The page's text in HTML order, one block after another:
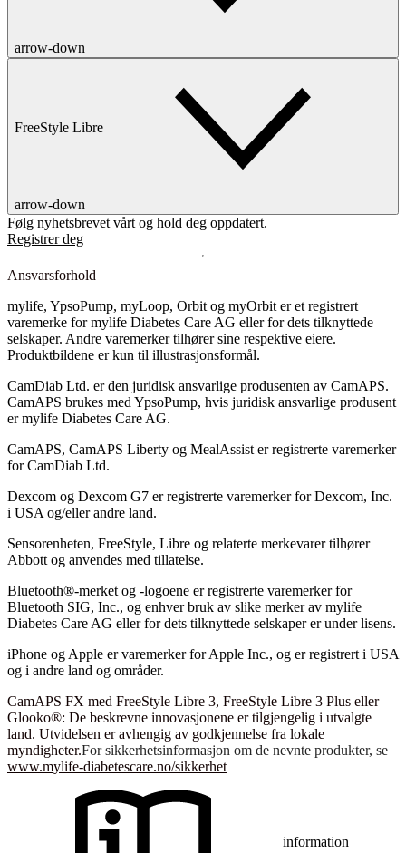
arrow-down
FreeStyle Libre
arrow-down
Følg nyhetsbrevet vårt og hold deg oppdatert.
Registrer deg
Ansvarsforhold
mylife, YpsoPump, myLoop, Orbit og myOrbit er et registrert
varemerke for mylife Diabetes Care AG eller for dets tilknyttede
selskaper. Andre varemerker tilhører sine respektive eiere.
Produktbildene er kun til illustrasjonsformål.
CamDiab Ltd. er den juridisk ansvarlige produsenten av CamAPS.
CamAPS brukes med YpsoPump, hvis juridisk ansvarlige produsent
er mylife Diabetes Care AG.
CamAPS, CamAPS Liberty og MealAssist er registrerte varemerker
for CamDiab Ltd.
Dexcom og Dexcom G7 er registrerte varemerker for Dexcom, Inc.
i USA og/eller andre land.
Sensorenheten, FreeStyle, Libre og relaterte merkevarer tilhører
Abbott og anvendes med tillatelse.
Bluetooth®-merket og -logoene er registrerte varemerker for
Bluetooth SIG, Inc., og enhver bruk av slike merker av mylife
Diabetes Care AG eller for dets tilknyttede selskaper er under lisens.
iPhone og Apple er varemerker for Apple Inc., og er registrert i USA
og i andre land og områder.
CamAPS FX med FreeStyle Libre 3, FreeStyle Libre 3 Plus eller
Glooko®: De beskrevne innovasjonene er tilgjengelig i utvalgte
land. Utvidelsen er avhengig av godkjennelse fra lokale
myndigheter.For sikkerhetsinformasjon om de nevnte produkter, se
www.mylife-diabetescare.no/sikkerhet
information